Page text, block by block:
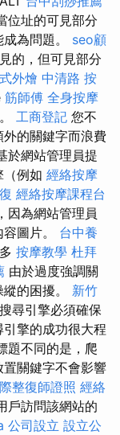
位址的可見部分
為問題。 seo顧
的，但可見部分
外燴 中清路 按
筋師傅 全身按摩
工商登記 您不
的關鍵字而浪費
於網站管理員提
例如 經絡按摩
經絡按摩課程台
因為網站管理員
圖片。 台中養
按摩教學 杜拜
由於過度強調關
的困擾。 新竹
尋引擎必須確保
擎的成功很大程
題不同的是，爬
關鍵字不會影響
整復師證照 經絡
戶訪問該網站的
公司設立 設立公